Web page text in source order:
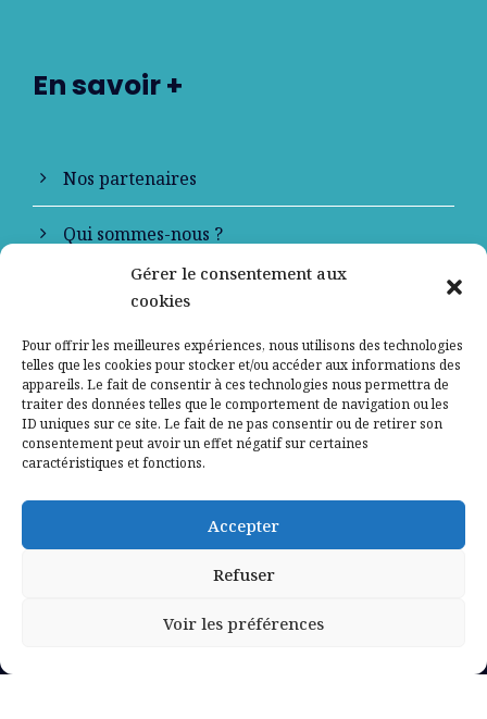
Gérer le consentement aux
cookies
Pour offrir les meilleures expériences, nous utilisons des technologies
telles que les cookies pour stocker et/ou accéder aux informations des
appareils. Le fait de consentir à ces technologies nous permettra de
traiter des données telles que le comportement de navigation ou les
ID uniques sur ce site. Le fait de ne pas consentir ou de retirer son
consentement peut avoir un effet négatif sur certaines
caractéristiques et fonctions.
Accepter
Refuser
Voir les préférences
En savoir +
Nos partenaires
Qui sommes-nous ?
Contactez-nous
Mentions légales
Politique de confidentialité